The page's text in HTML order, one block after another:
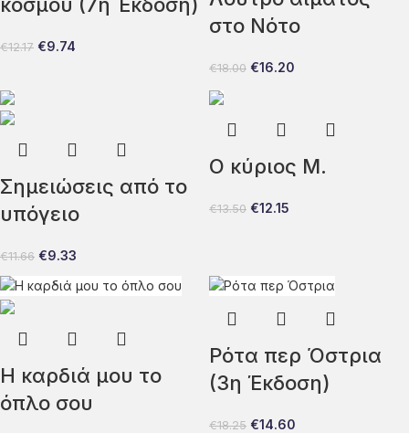
€12.17 €9.74
στο Νότο
€18.00 €16.20
Σημειώσεις από το
υπόγειο
€11.66 €9.33
Ο κύριος Μ.
€13.50 €12.15
Η καρδιά μου το
όπλο σου
Ρότα περ Όστρια
(3η Έκδοση)
€18.25 €14.60